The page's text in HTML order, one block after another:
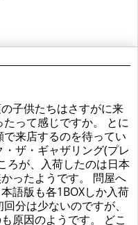
子供たちはさすがに来
って感じですか。 とに
来店するのを待ってい
ザ・ギャザリング(プレ
ろが、入荷したのは日本
ったようです。 問屋へ
語版も各1BOXしか入荷
分は少ないのですが、
原因のようです。 どこ